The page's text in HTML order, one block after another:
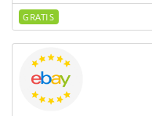
GRATIS